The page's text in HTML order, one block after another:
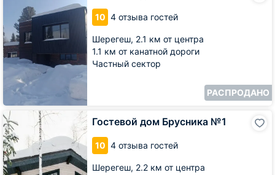
10 4 отзыва гостей
Шерегеш, 2.1 км от центра
1.1 км от канатной дороги
Частный сектор
РАСПРОДАНО
Гостевой дом Брусника №1
10 4 отзыва гостей
Шерегеш, 2.2 км от центра
Гостевой
дом
Брусника
№1